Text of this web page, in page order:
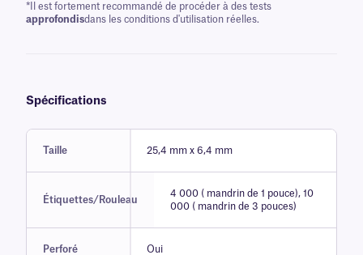
*Il est fortement recommandé de procéder à des tests
approfondisdans les conditions d'utilisation réelles.
Spécifications
Taille 25,4 mm x 6,4 mm
Étiquettes/Rouleau
4 000 ( mandrin de 1 pouce), 10
000 ( mandrin de 3 pouces)
Perforé Oui